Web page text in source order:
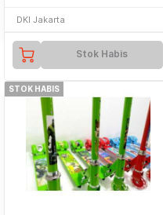
DKI Jakarta
Stok Habis
STOK HABIS